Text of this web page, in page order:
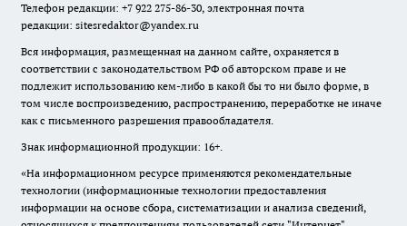
Телефон редакции: +7 922 275-86-30, электронная почта
редакции: sitesredaktor@yandex.ru
Вся информация, размещенная на данном сайте, охраняется в
соответствии с законодательством РФ об авторском праве и не
подлежит использованию кем-либо в какой бы то ни было форме, в
том числе воспроизведению, распространению, переработке не иначе
как с письменного разрешения правообладателя.
Знак информационной продукции: 16+.
«На информационном ресурсе применяются рекомендательные
технологии (информационные технологии предоставления
информации на основе сбора, систематизации и анализа сведений,